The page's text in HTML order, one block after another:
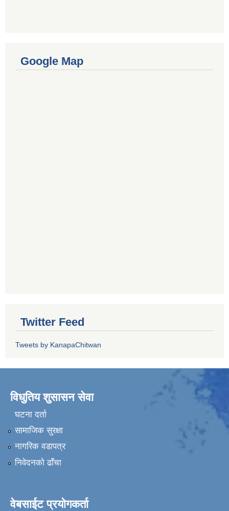
Google Map
Twitter Feed
Tweets by KanapaChitwan
विधुतिय शुसासन सेवा
घटना दर्ता
सामाजिक सुरक्षा
नागरिक वडापत्र
निवेदनकाे ढाँचा
वेबसाईट प्रयोगकर्ता